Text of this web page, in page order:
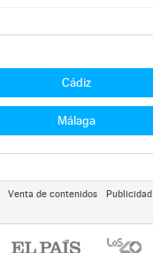
Cádiz
Málaga
Venta de contenidos Publicidad